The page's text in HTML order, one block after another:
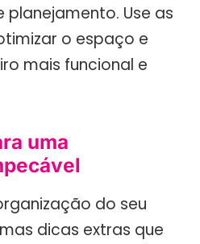
Use as
o espaço e
mais funcional e
uma
do seu
dicas extras que